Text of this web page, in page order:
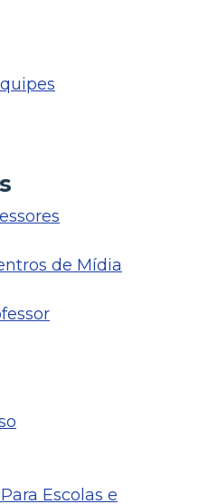
de Mídia
Escolas e